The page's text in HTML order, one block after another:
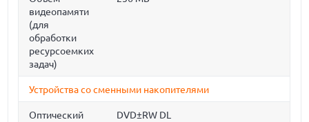
видеопамяти
(для
обработки
ресурсоемких
задач)
Устройства со сменными накопителями
Оптический
DVD±RW DL